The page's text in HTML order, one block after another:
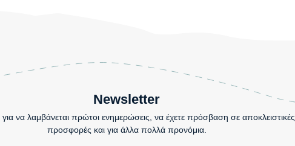
Newsletter
για να λαμβάνεται πρώτοι ενημερώσεις, να έχετε πρόσβαση σε αποκλειστικές
προσφορές και για άλλα πολλά προνόμια.